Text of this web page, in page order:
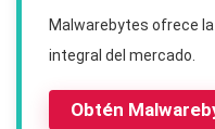
Obtén
Malwarebytes ofrece
integral del mercado.